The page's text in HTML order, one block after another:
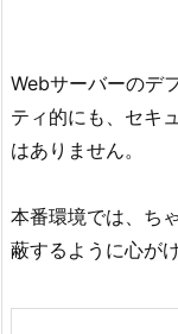
Webサーバーのデ
ティ的にも、セキ
はありません。
本番環境では、ち
蔽するように心が